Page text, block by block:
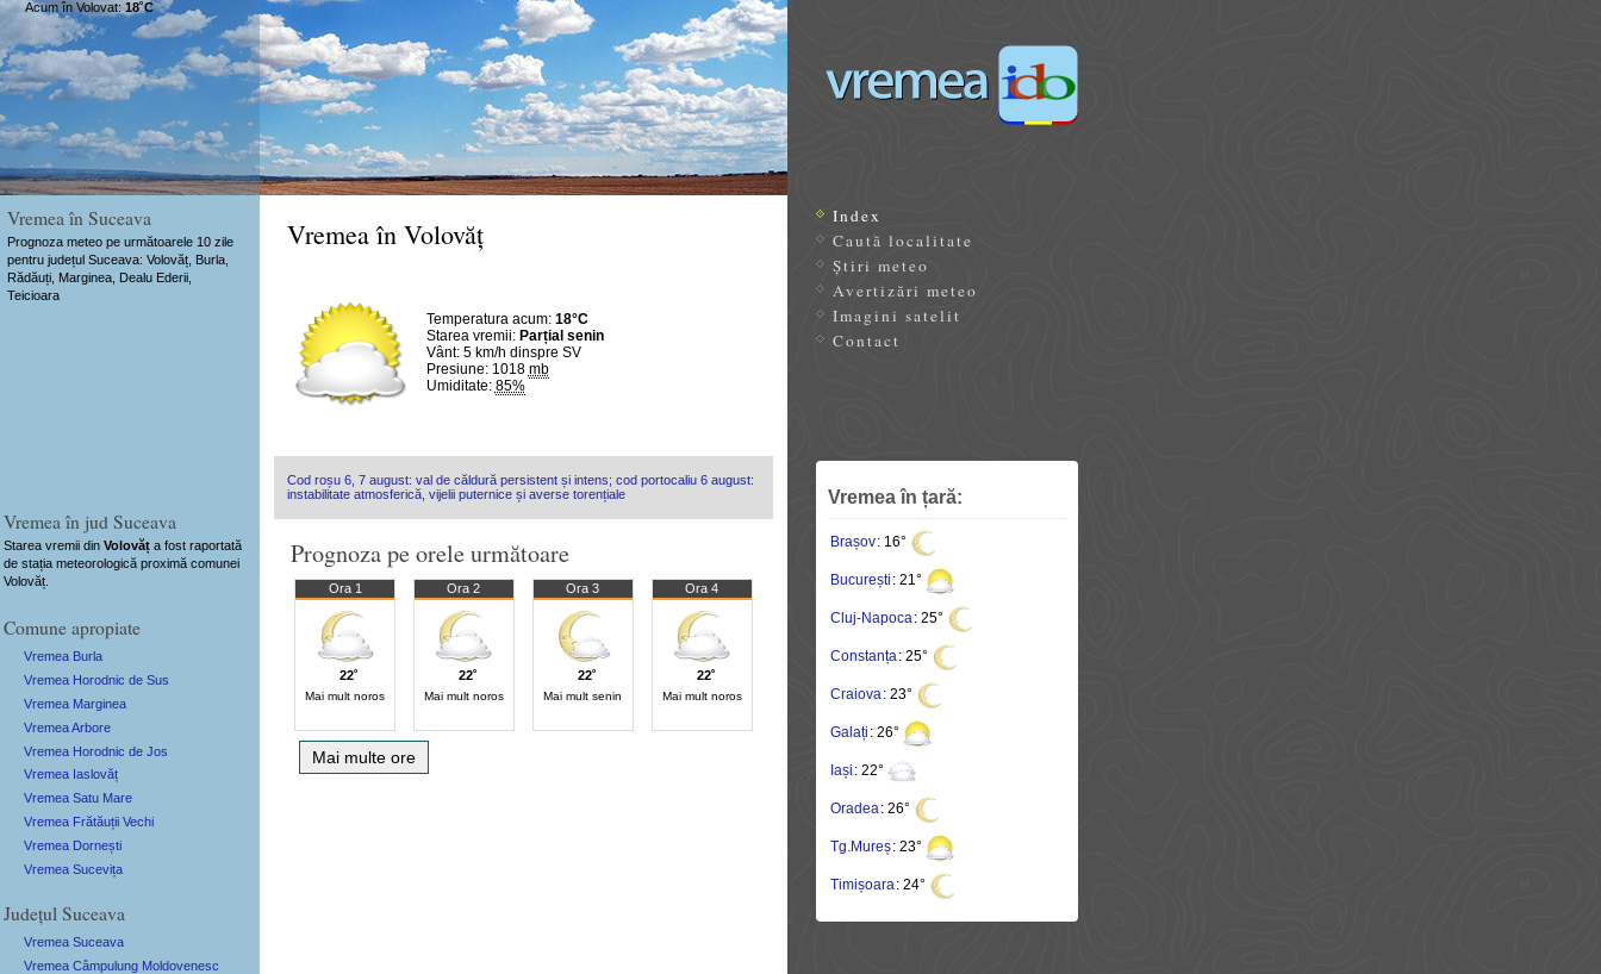
Vremea în Suceava
Prognoza meteo pe următoarele 10 zile
pentru județul Suceava: Volovăț, Burla,
Rădăuți, Marginea, Dealu Ederii,
Teicioara
Vremea în Volovăț
Temperatura acum: 18°C
Starea vremii: Parțial senin
Vânt: 5 km/h dinspre SV
Presiune: 1018 mb
Umiditate: 85%
Acum în Volovat: 18˚C
Cod roșu 6, 7 august: val de căldură persistent și intens; cod portocaliu 6 august:
instabilitate atmosferică, vijelii puternice și averse torențiale
Prognoza pe orele următoare
Ora 1
22˚
Mai mult noros
Ora 2
22˚
Mai mult noros
Ora 3
22˚
Mai mult senin
Ora 4
22˚
Mai mult noros
Mai multe ore
Index
Caută localitate
Știri meteo
Avertizări meteo
Imagini satelit
Contact
Vremea în țară:
Brașov: 16°
București : 21°
Cluj-Napoca: 25°
Constanța: 25°
Craiova: 23°
Galați : 26°
Iași : 22°
Oradea: 26°
Tg.Mureș: 23°
Timișoara: 24°
Vremea în jud Suceava
Starea vremii dinVolovăț a fost raportată
de stația meteorologică proximă comunei
Volovăț.
Comune apropiate
Vremea Burla
Vremea Horodnic de Sus
Vremea Marginea
Vremea Arbore
Vremea Horodnic de Jos
Vremea Iaslovăț
Vremea Satu Mare
Vremea Frătăuții Vechi
Vremea Dornești
Vremea Sucevița
Județul Suceava
Vremea Suceava
Vremea Câmpulung Moldovenesc